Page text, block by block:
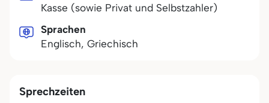
Kasse (sowie Privat und Selbstzahler)
Sprachen
Englisch, Griechisch
Sprechzeiten